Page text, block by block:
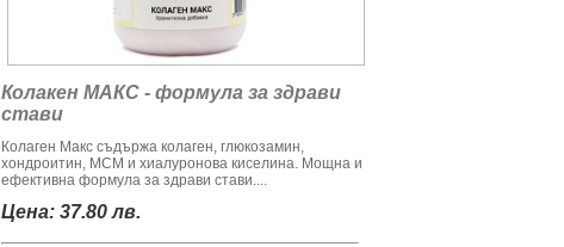
Колакен МАКС - формула за здрави
стави
Колаген Макс съдържа колаген, глюкозамин,
хондроитин, МСМ и хиалуронова киселина. Мощна и
ефективна формула за здрави стави....
Цена: 37.80 лв.